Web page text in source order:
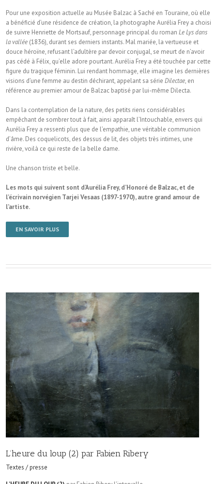
Pour une exposition actuelle au Musée Balzac à Saché en Touraine, où elle
a bénéficié d’une résidence de création, la photographe Aurélia Frey a choisi
de suivre Henriette de Mortsauf, personnage principal du roman Le Lys dans
la vallée (1836), durant ses derniers instants. Mal mariée, la vertueuse et
douce héroïne, refusant l’adultère par devoir conjugal, se meurt de n’avoir
pas cédé à Félix, qu’elle adore pourtant. Aurélia Frey a été touchée par cette
figure du tragique féminin. Lui rendant hommage, elle imagine les dernières
visions d’une femme au destin déchirant, appelant sa série Dilectae, en
référence au premier amour de Balzac baptisé par lui-même Dilecta.
Dans la contemplation de la nature, des petits riens considérables
empêchant de sombrer tout à fait, ainsi apparaît l’Intouchable, envers qui
Aurélia Frey a ressenti plus que de l’empathie, une véritable communion
d’âme. Des coquelicots, des dessus de lit, des objets très intimes, une
rivière, voilà ce qui reste de la belle dame.
Une chanson triste et belle.
Les mots qui suivent sont d’Aurélia Frey, d’Honoré de Balzac, et de
l’écrivain norvégien Tarjei Vesaas (1897-1970), autre grand amour de
l’artiste.
EN SAVOIR PLUS
L’heure du loup (2) par Fabien Ribery
Textes / presse